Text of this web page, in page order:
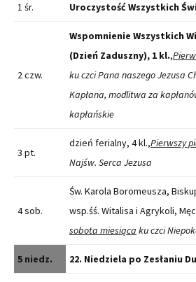
1 śr. Uroczystość Wszystkich
2 czw.
Wspomnienie Wszystkich
(Dzień Zaduszny), 1 kl.,
ku czci Pana naszego Jezusa
Kapłana, modlitwa za
kapłańskie
3 pt.
dzień ferialny, 4 kl.,Pierwszy
Najśw. Serca Jezusa
4 sob.
Św. Karola Boromeusza,
wsp.śś. Witalisa i Agrykoli,
sobota miesiąca ku czci
5 niedz. 22. Niedziela po Zesłaniu